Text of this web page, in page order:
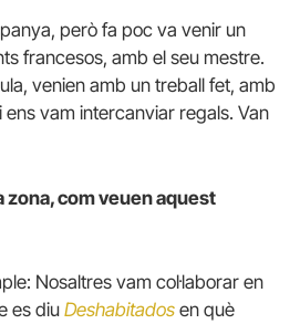
però fa poc va venir un
francesos, amb el seu mestre.
venien amb un treball fet, amb
vam intercanviar regals. Van
zona, com veuen aquest
Nosaltres vam col·laborar en
es diu Deshabitados en què